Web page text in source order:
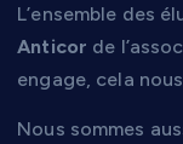
L’ensemble des
Anticor de
engage, cela
Nous sommes